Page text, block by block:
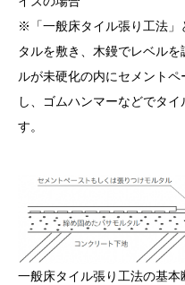
※「一般床タイル張り工法」
タルを敷き、木鏝でレベル
ルが未硬化の内にセメント
し、ゴムハンマーなどでタ
す。
一般床タイル張り工法の基本